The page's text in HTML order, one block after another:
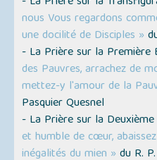
nous Vous regardons
une docilité de Disciples »
- La Prière sur la Première
des Pauvres, arrachez de
mettez-y l'amour de la
Pasquier Quesnel
- La Prière sur la
et humble de cœur,
inégalités du mien » du R.